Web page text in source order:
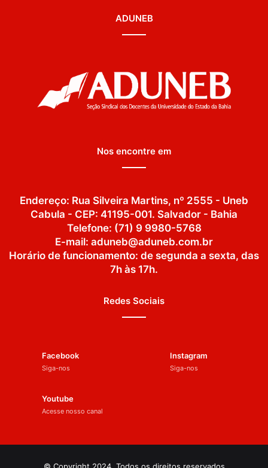
ADUNEB
Nos encontre em
Endereço: Rua Silveira Martins, nº 2555 - Uneb
Cabula - CEP: 41195-001. Salvador - Bahia
Telefone: (71) 9 9980-5768
E-mail: aduneb@aduneb.com.br
Horário de funcionamento: de segunda a sexta, das
7h às 17h.
Redes Sociais
Facebook
Siga-nos
Instagram
Siga-nos
Youtube
Acesse nosso canal